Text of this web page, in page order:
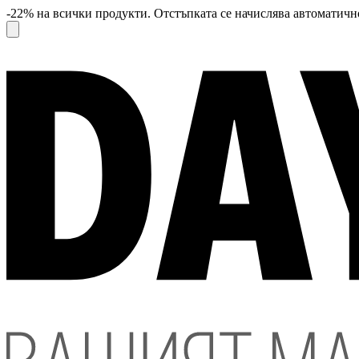
-22% на всички продукти. Отстъпката се начислява